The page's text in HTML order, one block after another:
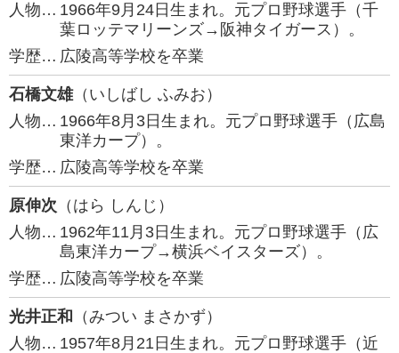
人物… 1966年9月24日生まれ。元プロ野球選手（千
葉ロッテマリーンズ→阪神タイガース）。
学歴… 広陵高等学校を卒業
石橋文雄（いしばし ふみお）
人物… 1966年8月3日生まれ。元プロ野球選手（広島
東洋カープ）。
学歴… 広陵高等学校を卒業
原伸次 （はら しんじ）
人物… 1962年11月3日生まれ。元プロ野球選手（広
島東洋カープ→横浜ベイスターズ）。
学歴… 広陵高等学校を卒業
光井正和
（みつい まさかず）
人物… 1957年8月21日生まれ。元プロ野球選手（近